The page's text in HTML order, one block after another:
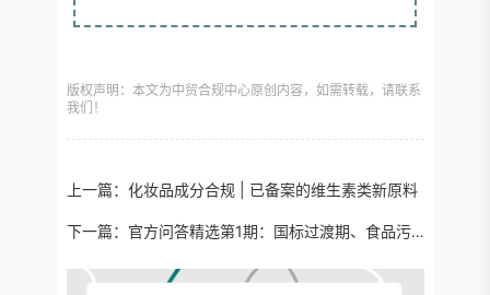
版权声明：本文为中贸合规中心原创内容，如需转载，请联系
我们！
上一篇： 化妆品成分合规 | 已备案的维生素类新原料
下一篇： 官方问答精选第1期：国标过渡期、食品污染物和真菌毒素限量标准相关